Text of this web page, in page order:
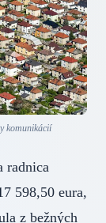
komunikácií
radnica
598,50 eura,
z bežných